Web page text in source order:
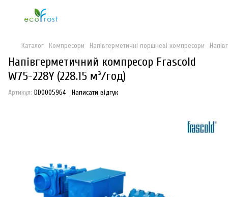
Каталог Компресори Напівгерметичні поршневі компресори
Напівгерметичний компресор Frascold
W75-228Y (228.15 м³/год)
Артикул: DD0005964 Написати відгук